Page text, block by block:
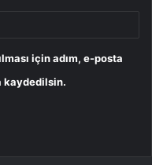
için adım, e-posta
kaydedilsin.